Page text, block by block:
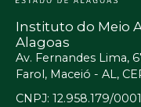
Instituto do Meio
Alagoas
Av. Fernandes Lima,
Farol, Maceió - AL,
CNPJ: 12.958.179/